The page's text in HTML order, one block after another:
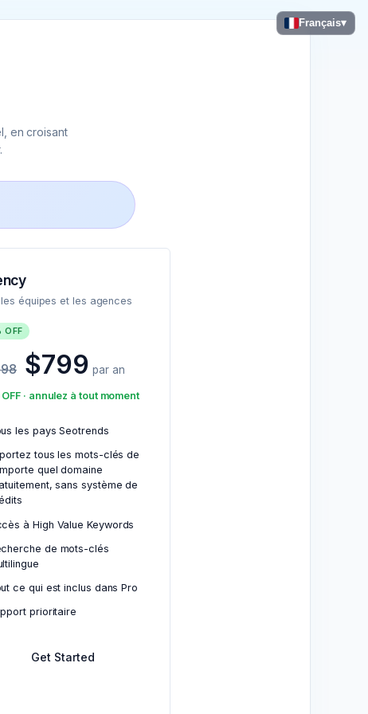
Français▾
en croisant
les équipes et les agences
OFF
$799 par an
· annulez à tout moment
les pays Seotrends
tous les mots-clés de
quel domaine
sans système de
à High Value Keywords
de mots-clés
ce qui est inclus dans Pro
prioritaire
Get Started